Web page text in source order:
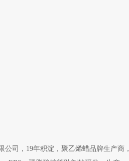
公司，19年积淀，聚乙烯蜡品牌生产商，